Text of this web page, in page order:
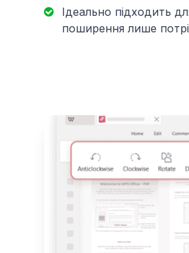
Ідеально підходить
поширення лише